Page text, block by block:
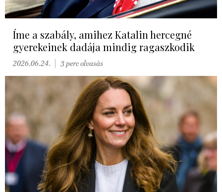
Íme a szabály, amihez Katalin hercegné
gyerekeinek dadája mindig ragaszkodik
2026.06.24. 3 perc olvasás